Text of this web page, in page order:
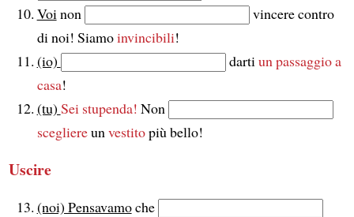
Voi non
vincere contro
di noi! Siamoinvincibili!
(io)
darti un passaggio a
casa!
(tu) Sei stupenda! Non
scegliereun vestitopiù bello!
Uscire
(noi) Pensavamoche